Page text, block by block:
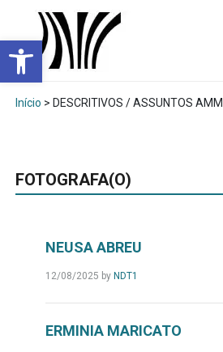
Abrir a barra de
Início > DESCRITIVOS / ASSUNTOS
FOTOGRAFA(O)
NEUSA ABREU
12/08/2025 by NDT1
ERMINIA MARICATO